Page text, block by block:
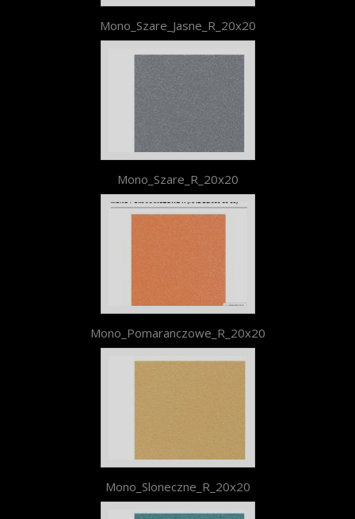
Mono_Szare_Jasne_R_20x20
Mono_Szare_R_20x20
Mono_Pomaranczowe_R_20x20
Mono_Sloneczne_R_20x20